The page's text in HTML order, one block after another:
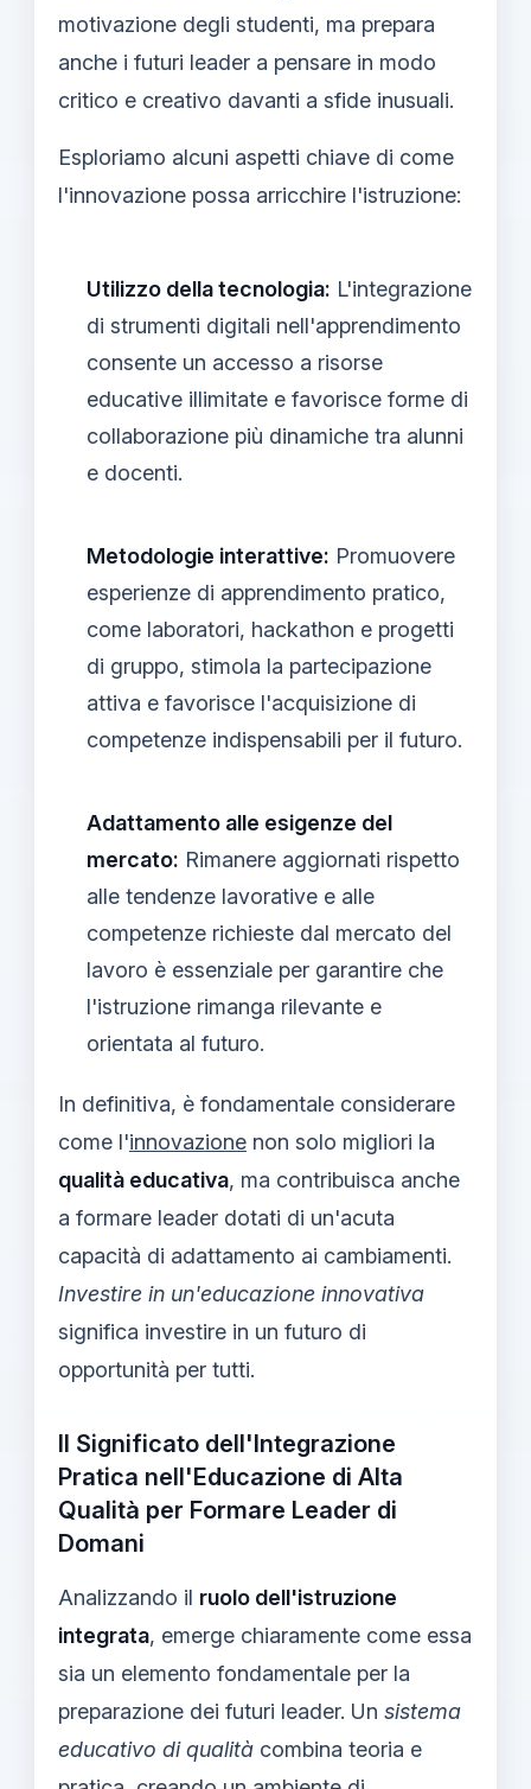
motivazione degli studenti, ma prepara
anche i futuri leader a pensare in modo
critico e creativo davanti a sfide inusuali.
Esploriamo alcuni aspetti chiave di come
l'innovazione possa arricchire l'istruzione:
Utilizzo della tecnologia: L'integrazione
di strumenti digitali nell'apprendimento
consente un accesso a risorse
educative illimitate e favorisce forme di
collaborazione più dinamiche tra alunni
e docenti.
Metodologie interattive: Promuovere
esperienze di apprendimento pratico,
come laboratori, hackathon e progetti
di gruppo, stimola la partecipazione
attiva e favorisce l'acquisizione di
competenze indispensabili per il futuro.
Adattamento alle esigenze del
mercato: Rimanere aggiornati rispetto
alle tendenze lavorative e alle
competenze richieste dal mercato del
lavoro è essenziale per garantire che
l'istruzione rimanga rilevante e
orientata al futuro.
In definitiva, è fondamentale considerare
come l'innovazione non solo migliori la
qualità educativa, ma contribuisca anche
a formare leader dotati di un'acuta
capacità di adattamento ai cambiamenti.
Investire in un'educazione innovativa
significa investire in un futuro di
opportunità per tutti.
Il Significato dell'Integrazione
Pratica nell'Educazione di Alta
Qualità per Formare Leader di
Domani
Analizzando il ruolo dell'istruzione
integrata, emerge chiaramente come essa
sia un elemento fondamentale per la
preparazione dei futuri leader. Un sistema
educativo di qualità combina teoria e